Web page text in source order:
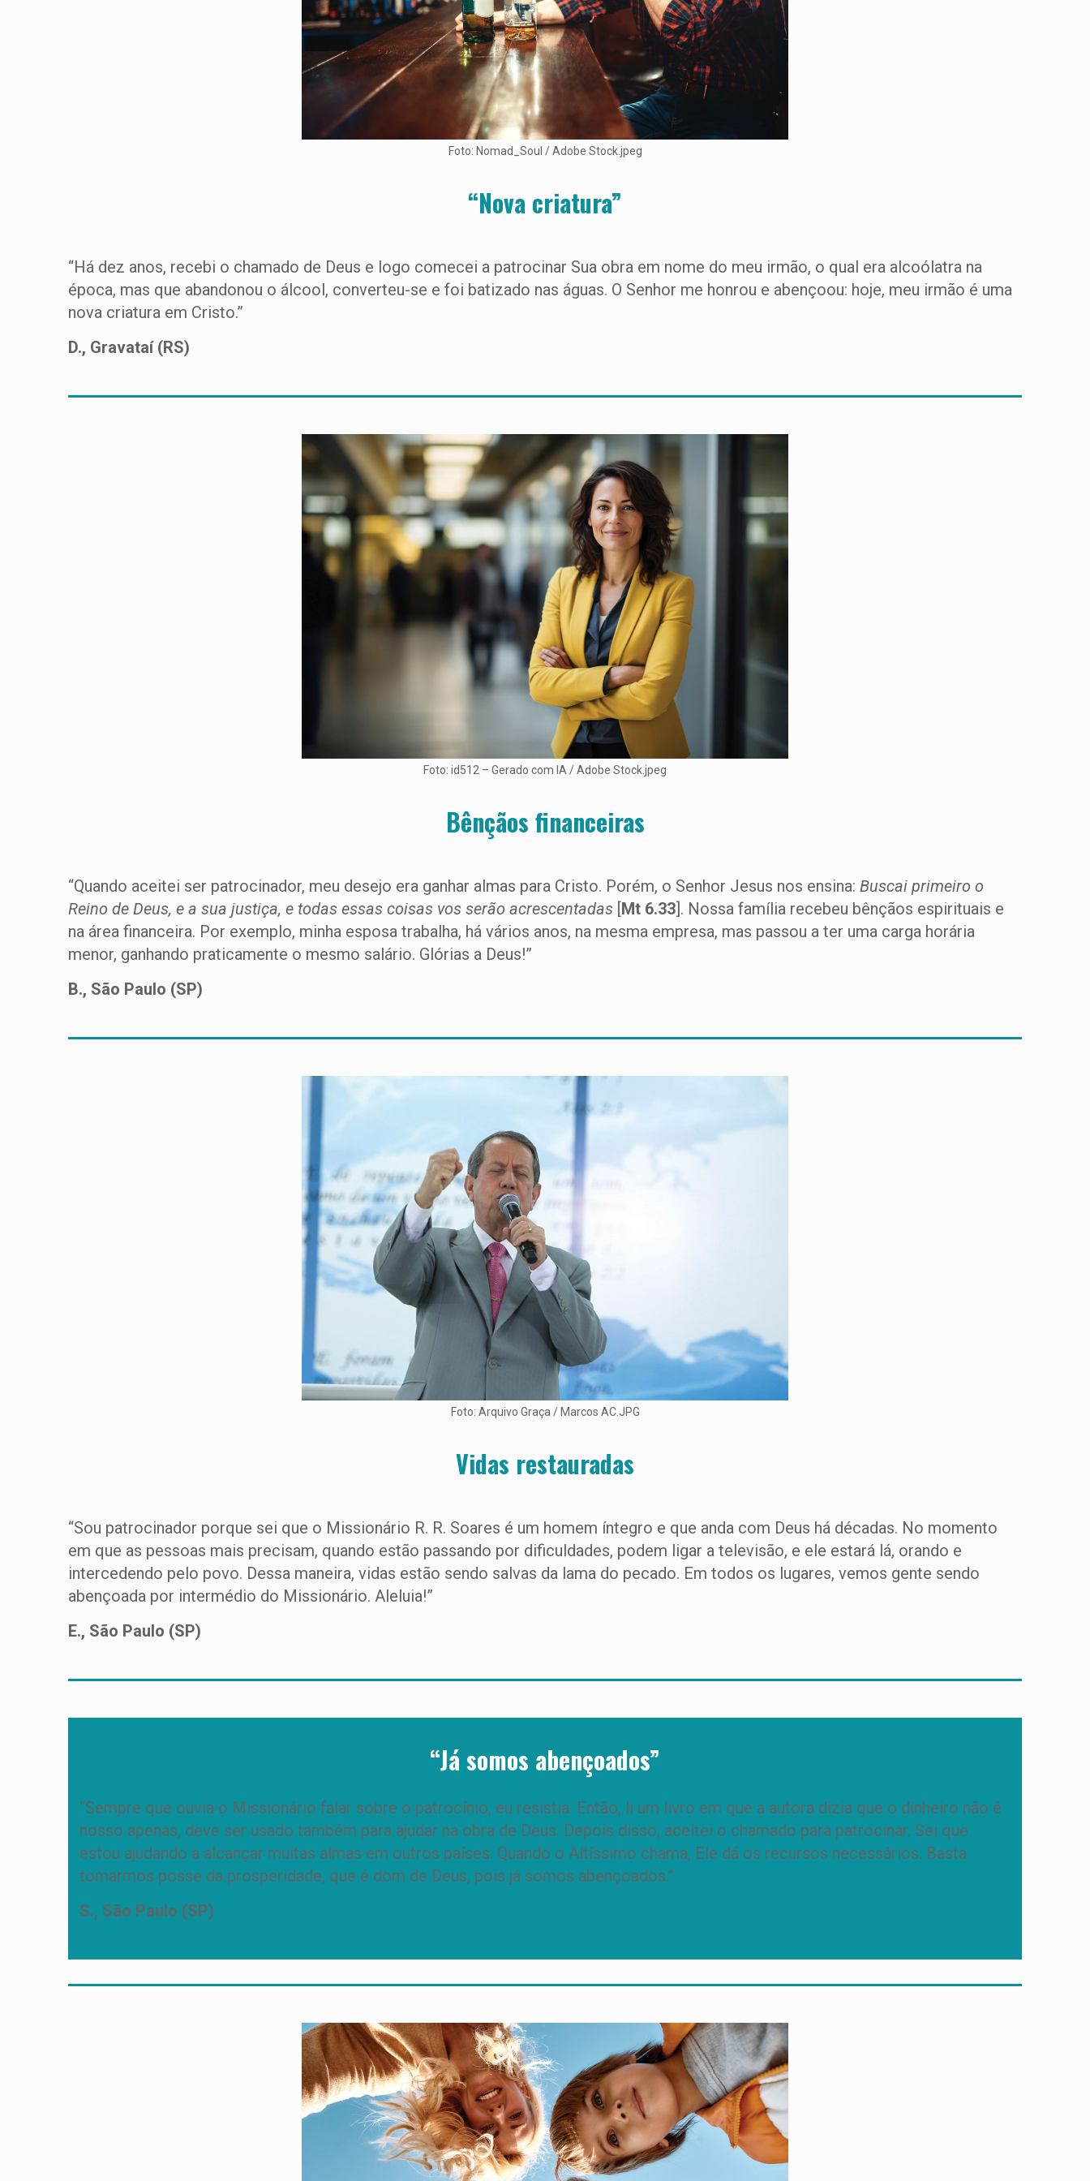
Foto: Nomad_Soul / Adobe Stock.jpeg
“Nova criatura”
“Há dez anos, recebi o chamado de Deus e logo comecei a patrocinar Sua obra em nome do meu irmão, o qual era alcoólatra na
época, mas que abandonou o álcool, converteu-se e foi batizado nas águas. O Senhor me honrou e abençoou: hoje, meu irmão é uma
nova criatura em Cristo.”
D., Gravataí (RS)
Foto: id512 – Gerado com IA / Adobe Stock.jpeg
Bênçãos financeiras
“Quando aceitei ser patrocinador, meu desejo era ganhar almas para Cristo. Porém, o Senhor Jesus nos ensina: Buscai primeiro o
Reino de Deus, e a sua justiça, e todas essas coisas vos serão acrescentadas [Mt 6.33]. Nossa família recebeu bênçãos espirituais e
na área financeira. Por exemplo, minha esposa trabalha, há vários anos, na mesma empresa, mas passou a ter uma carga horária
menor, ganhando praticamente o mesmo salário. Glórias a Deus!”
B., São Paulo (SP)
Foto: Arquivo Graça / Marcos AC.JPG
Vidas restauradas
“Sou patrocinador porque sei que o Missionário R. R. Soares é um homem íntegro e que anda com Deus há décadas. No momento
em que as pessoas mais precisam, quando estão passando por dificuldades, podem ligar a televisão, e ele estará lá, orando e
intercedendo pelo povo. Dessa maneira, vidas estão sendo salvas da lama do pecado. Em todos os lugares, vemos gente sendo
abençoada por intermédio do Missionário. Aleluia!”
E., São Paulo (SP)
“Já somos abençoados”
“Sempre que ouvia o Missionário falar sobre o patrocínio, eu resistia. Então, li um livro em que a autora dizia que o dinheiro não é
nosso apenas, deve ser usado também para ajudar na obra de Deus. Depois disso, aceitei o chamado para patrocinar. Sei que
estou ajudando a alcançar muitas almas em outros países. Quando o Altíssimo chama, Ele dá os recursos necessários. Basta
tomarmos posse da prosperidade, que é dom de Deus, pois já somos abençoados.”
S., São Paulo (SP)